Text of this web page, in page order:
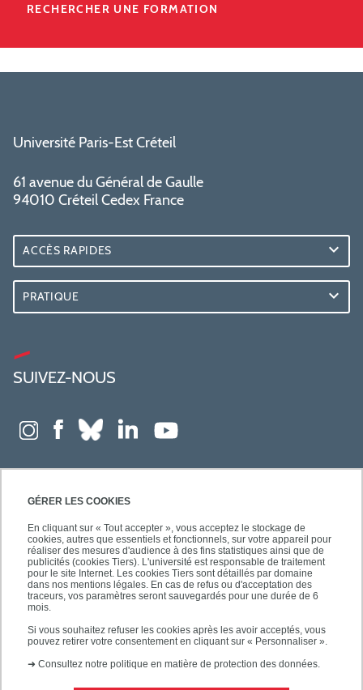
GÉRER LES COOKIES
En cliquant sur « Tout accepter », vous acceptez le stockage de
cookies, autres que essentiels et fonctionnels, sur votre appareil pour
réaliser des mesures d'audience à des fins statistiques ainsi que de
publicités (cookies Tiers). L'université est responsable de traitement
pour le site Internet. Les cookies Tiers sont détaillés par domaine
dans nos mentions légales. En cas de refus ou d'acceptation des
traceurs, vos paramètres seront sauvegardés pour une durée de 6
mois.
Si vous souhaitez refuser les cookies après les avoir acceptés, vous
pouvez retirer votre consentement en cliquant sur « Personnaliser ».
➜ Consultez notre politique en matière de protection des données.
RECHERCHER UNE FORMATION
Université Paris-Est Créteil
61 avenue du Général de Gaulle
94010 Créteil Cedex France
ACCÈS RAPIDES
PRATIQUE
SUIVEZ-NOUS